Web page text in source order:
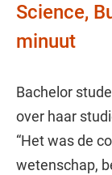
Science,
minuut
Bachelor
over haar
“Het was de
wetenschap,